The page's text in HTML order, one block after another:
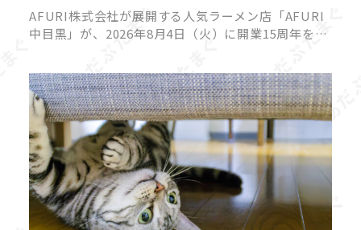
AFURI株式会社が展開する人気ラーメン店「AFURI
中目黒」が、2026年8月4日（火）に開業15周年を迎
しい冷やしらー […]